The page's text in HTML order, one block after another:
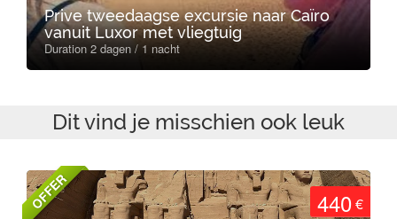
Prive tweedaagse excursie naar Caïro
vanuit Luxor met vliegtuig
Duration 2 dagen / 1 nacht
Dit vind je misschien ook leuk
OFFER 440€